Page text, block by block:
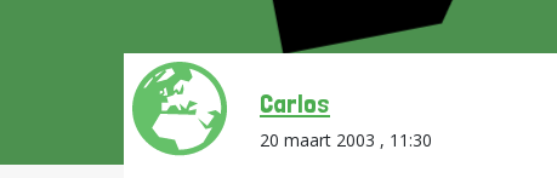
Carlos
20 maart 2003 , 11:30